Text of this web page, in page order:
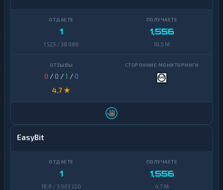
1
1 523 / 38 086
1,556
10,5 M
0 / 0 /1 /0
4,7 ★
EasyBit
1
18,8 / 3 003 220
1,556
4,7 M